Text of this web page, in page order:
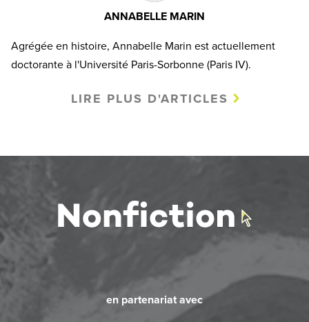
ANNABELLE MARIN
Agrégée en histoire, Annabelle Marin est actuellement
doctorante à l'Université Paris-Sorbonne (Paris IV).
LIRE PLUS D'ARTICLES
en partenariat avec